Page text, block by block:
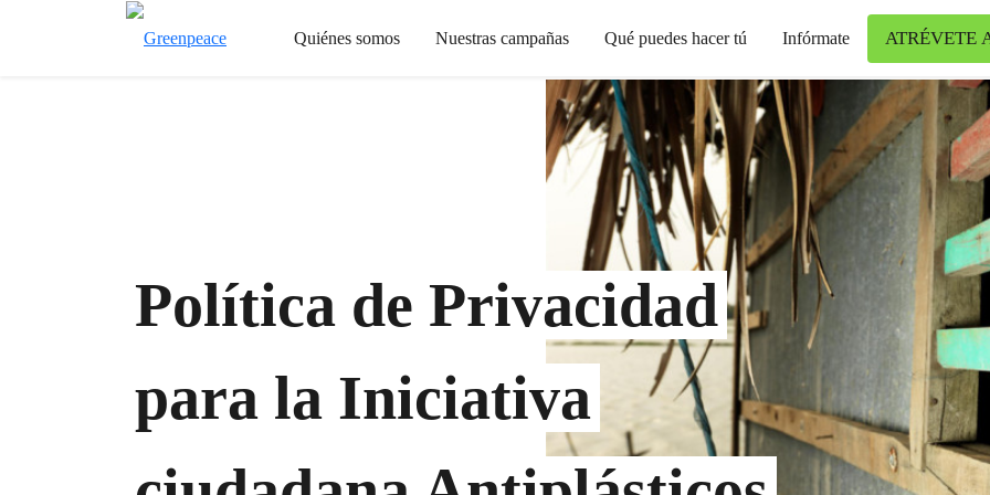
Quiénes somos Nuestras campañas Qué puedes hacer tú Infórmate ATRÉVETE
Política de Privacidad
para la Iniciativa